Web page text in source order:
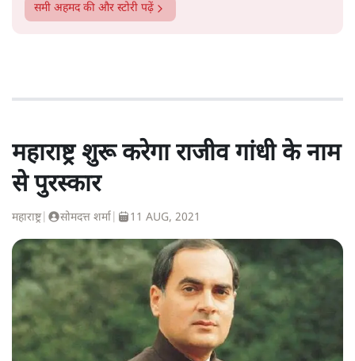
समी अहमदकी और स्टोरी पढ़ें
महाराष्ट्र शुरू करेगा राजीव गांधी के नाम
से पुरस्कार
महाराष्ट्र| सोमदत्त शर्मा 11 AUG, 2021